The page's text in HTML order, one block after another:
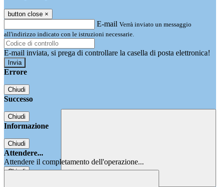
button close ×
E-mail Verrà inviato un messaggio
all'indirizzo indicato con le istruzioni necessarie.
E-mail inviata, si prega di controllare la casella di posta elettronica!
Errore
Chiudi
Successo
Chiudi
Informazione
Chiudi
Attendere...
Attendere il completamento dell'operazione...
Chiudi